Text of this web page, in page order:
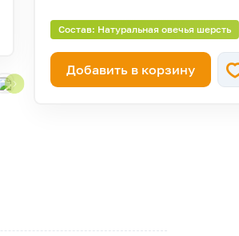
Состав: Натуральная овечья шерсть
Добавить в корзину